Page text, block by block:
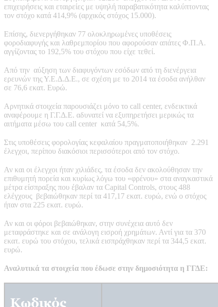
επιχειρήσεις και εταιρείες με υψηλή παραβατικότητα καλύπτοντας
τον στόχο κατά 414,9% (αρχικός στόχος 15.000).
Επίσης, διενεργήθηκαν 77 ολοκληρωμένες υποθέσεις
φοροδιαφυγής και λαθρεμπορίου που αφορούσαν απάτες Φ.Π.Α.
αγγίζοντας το 192,5% του στόχου που είχε τεθεί.
Από την αύξηση των διαφυγόντων εσόδων από τη διενέργεια
ερευνών της Υ.Ε.Δ.Δ.Ε., σε σχέση με το 2014 τα έσοδα ανήλθαν
σε 76,6 εκατ. Ευρώ.
Αρνητικά στοιχεία παρουσιάζει μόνο το call center, ενδεικτικά
αναφέρουμε η Γ.Γ.Δ.Ε. αδυνατεί να εξυπηρετήσει μερικώς τα
αιτήματα μέσω του call center κατά 54,5%.
Στις υποθέσεις φορολογίας κεφαλαίου πραγματοποιήθηκαν 2.291
έλεγχοι, περίπου διακόσιοι περισσότεροι από τον στόχο.
Αν και οι έλεγχοι ήταν χιλιάδες, τα έσοδα δεν ακολούθησαν την
επιθυμητή πορεία και κυρίως λόγω του «φρένου» στα αναγκαστικά
μέτρα είσπραξης που έβαλαν τα Capital Controls, στους 488
ελέγχους βεβαιώθηκαν περί τα 417,17 εκατ. ευρώ, ενώ ο στόχος
ήταν στα 225 εκατ. ευρώ.
Αν και οι φόροι βεβαιώθηκαν, στην συνέχεια αυτό δεν
μεταφράστηκε και σε ανάλογη εισροή χρημάτων. Αντί για τα 370
εκατ. ευρώ του στόχου, τελικά εισπράχθηκαν περί τα 344,5 εκατ.
ευρώ.
Αναλυτικά τα στοιχεία που έδωσε στην δημοσιότητα η ΓΓΔΕ: